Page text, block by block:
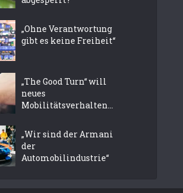
„Ohne Verantwortung
gibt es keine Freiheit“
„The Good Turn“ will
neues
Mobilitätsverhalten...
„Wir sind der Armani
der
Automobilindustrie“